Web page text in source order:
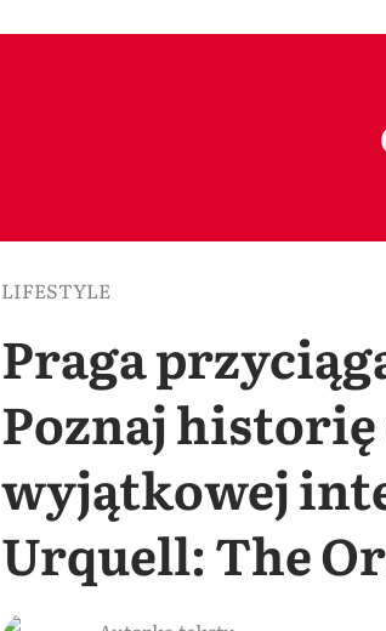
LIFESTYLE
Praga
Poznaj
wyjątkowej
Urquell: The